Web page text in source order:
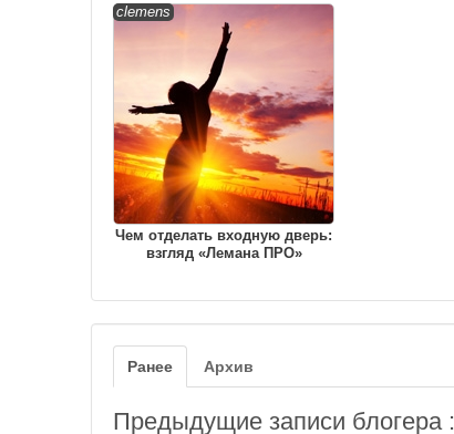
clemens
Чем отделать входную дверь:
взгляд «Лемана ПРО»
Ранее Архив
Предыдущие записи блогера :